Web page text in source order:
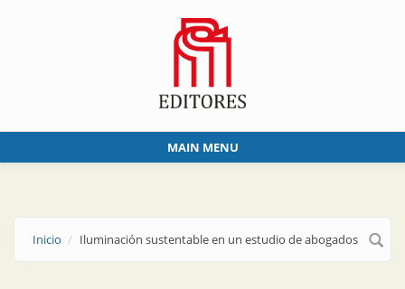
MAIN MENU
Inicio Iluminación sustentable en un estudio de abogados